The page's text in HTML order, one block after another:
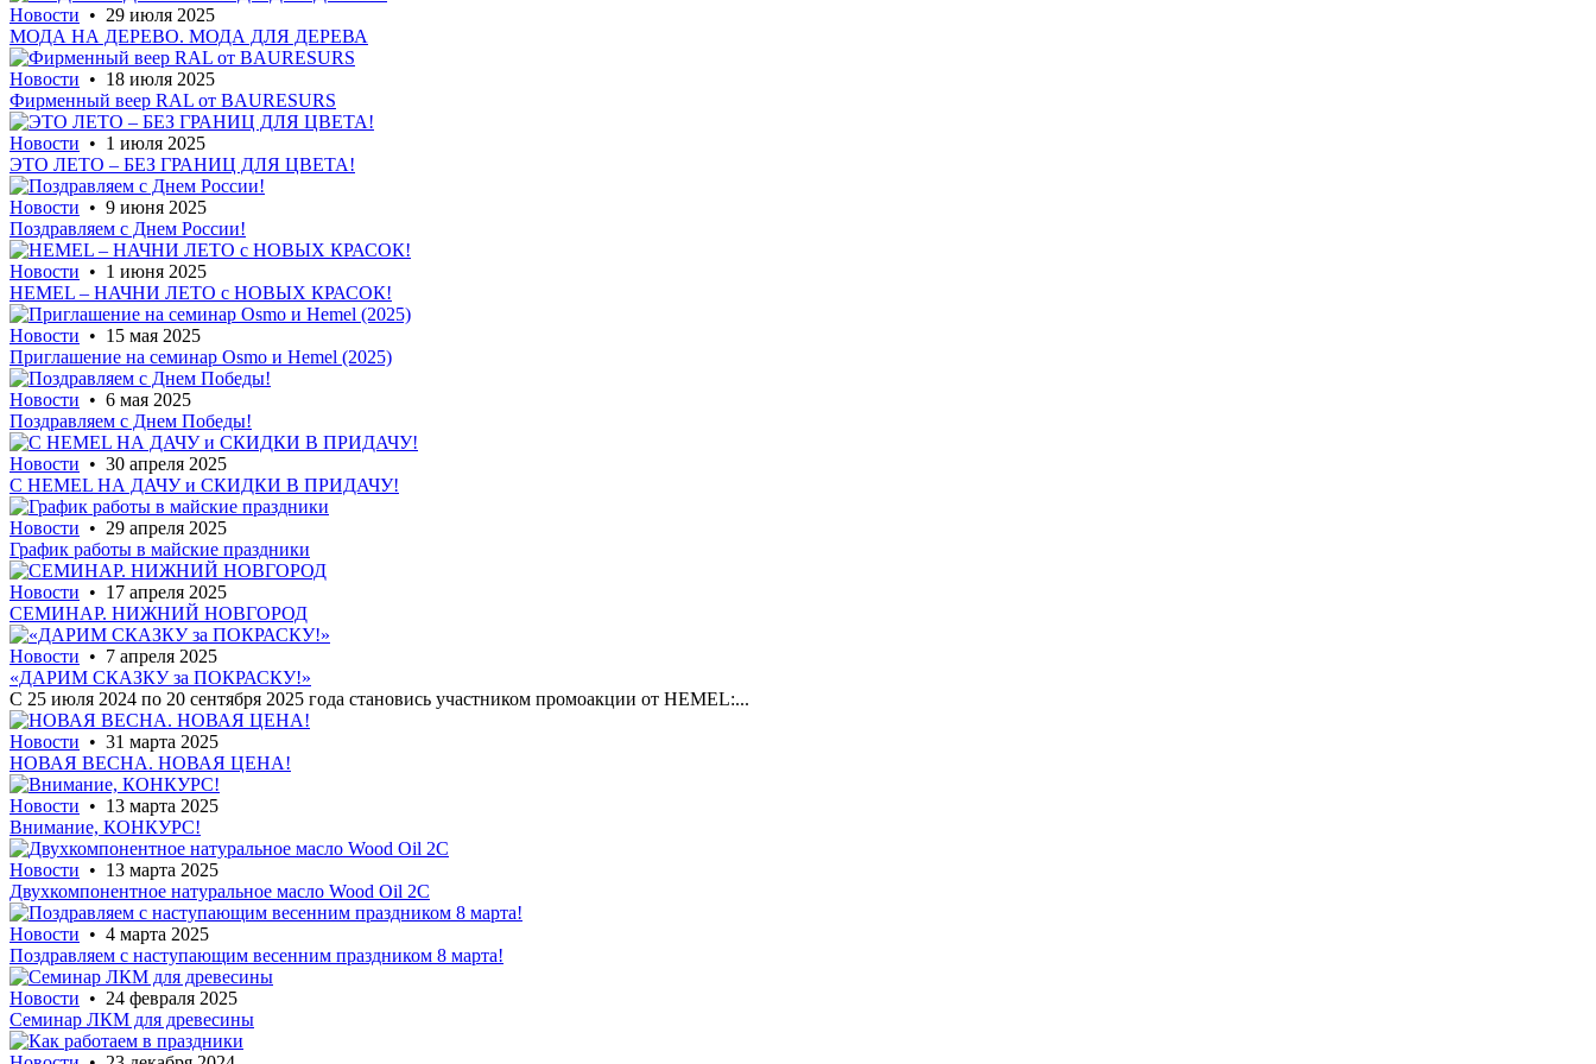
Новости • 29 июля 2025
МОДА НА ДЕРЕВО. МОДА ДЛЯ ДЕРЕВА
Новости • 18 июля 2025
Фирменный веер RAL от BAURESURS
Новости • 1 июля 2025
ЭТО ЛЕТО – БЕЗ ГРАНИЦ ДЛЯ ЦВЕТА!
Новости • 9 июня 2025
Поздравляем с Днем России!
Новости • 1 июня 2025
HEMEL – НАЧНИ ЛЕТО с НОВЫХ КРАСОК!
Новости • 15 мая 2025
Приглашение на семинар Osmo и Hemel (2025)
Новости • 6 мая 2025
Поздравляем с Днем Победы!
Новости • 30 апреля 2025
С HEMEL НА ДАЧУ и СКИДКИ В ПРИДАЧУ!
Новости • 29 апреля 2025
График работы в майские праздники
Новости • 17 апреля 2025
СЕМИНАР. НИЖНИЙ НОВГОРОД
Новости • 7 апреля 2025
«ДАРИМ СКАЗКУ за ПОКРАСКУ!»
С 25 июля 2024 по 20 сентября 2025 года становись участником промоакции от HEMEL:...
Новости • 31 марта 2025
НОВАЯ ВЕСНА. НОВАЯ ЦЕНА!
Новости • 13 марта 2025
Внимание, КОНКУРС!
Новости • 13 марта 2025
Двухкомпонентное натуральное масло Wood Oil 2C
Новости • 4 марта 2025
Поздравляем с наступающим весенним праздником 8 марта!
Новости • 24 февраля 2025
Семинар ЛКМ для древесины